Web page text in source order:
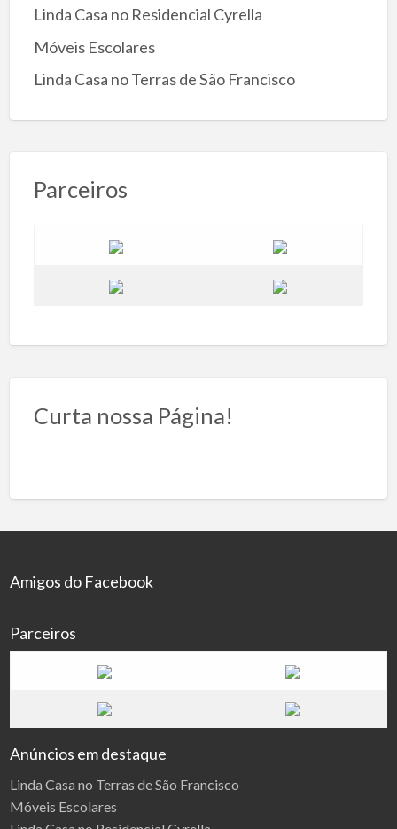
Linda Casa no Residencial Cyrella
Móveis Escolares
Linda Casa no Terras de São Francisco
Parceiros
Curta nossa Página!
Amigos do Facebook
Parceiros
Anúncios em destaque
Linda Casa no Terras de São Francisco
Móveis Escolares